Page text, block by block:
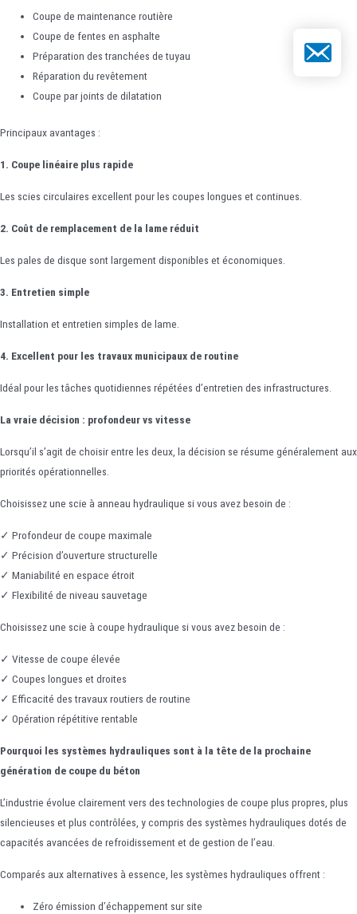
Coupe de maintenance routière
Coupe de fentes en asphalte
Préparation des tranchées de tuyau
Réparation du revêtement
Coupe par joints de dilatation
Principaux avantages :
1. Coupe linéaire plus rapide
Les scies circulaires excellent pour les coupes longues et continues.
2. Coût de remplacement de la lame réduit
Les pales de disque sont largement disponibles et économiques.
3. Entretien simple
Installation et entretien simples de lame.
4. Excellent pour les travaux municipaux de routine
Idéal pour les tâches quotidiennes répétées d’entretien des infrastructures.
La vraie décision : profondeur vs vitesse
Lorsqu’il s’agit de choisir entre les deux, la décision se résume généralement aux
priorités opérationnelles.
Choisissez une scie à anneau hydraulique si vous avez besoin de :
✓ Profondeur de coupe maximale
✓ Précision d’ouverture structurelle
✓ Maniabilité en espace étroit
✓ Flexibilité de niveau sauvetage
Choisissez une scie à coupe hydraulique si vous avez besoin de :
✓ Vitesse de coupe élevée
✓ Coupes longues et droites
✓ Efficacité des travaux routiers de routine
✓ Opération répétitive rentable
Pourquoi les systèmes hydrauliques sont à la tête de la prochaine
génération de coupe du béton
L’industrie évolue clairement vers des technologies de coupe plus propres, plus
silencieuses et plus contrôlées, y compris des systèmes hydrauliques dotés de
capacités avancées de refroidissement et de gestion de l’eau.
Comparés aux alternatives à essence, les systèmes hydrauliques offrent :
Zéro émission d’échappement sur site
E-mail